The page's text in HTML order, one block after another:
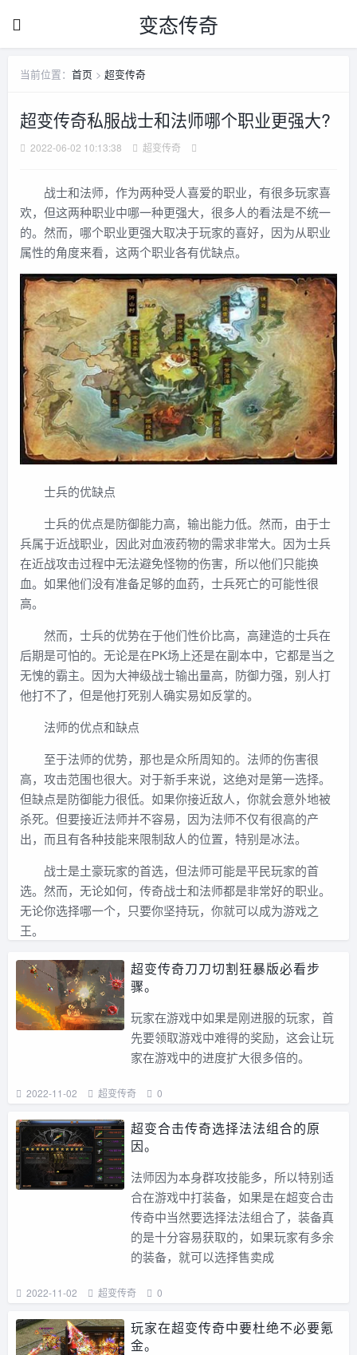
变态传奇
当前位置： 首页 > 超变传奇
超变传奇私服战士和法师哪个职业更强大?
2022-06-02 10:13:38 超变传奇
战士和法师，作为两种受人喜爱的职业，有很多玩家喜
欢，但这两种职业中哪一种更强大，很多人的看法是不统一
的。然而，哪个职业更强大取决于玩家的喜好，因为从职业
属性的角度来看，这两个职业各有优缺点。
士兵的优缺点
士兵的优点是防御能力高，输出能力低。然而，由于士
兵属于近战职业，因此对血液药物的需求非常大。因为士兵
在近战攻击过程中无法避免怪物的伤害，所以他们只能换
血。如果他们没有准备足够的血药，士兵死亡的可能性很
高。
然而，士兵的优势在于他们性价比高，高建造的士兵在
后期是可怕的。无论是在PK场上还是在副本中，它都是当之
无愧的霸主。因为大神级战士输出量高，防御力强，别人打
他打不了，但是他打死别人确实易如反掌的。
法师的优点和缺点
至于法师的优势，那也是众所周知的。法师的伤害很
高，攻击范围也很大。对于新手来说，这绝对是第一选择。
但缺点是防御能力很低。如果你接近敌人，你就会意外地被
杀死。但要接近法师并不容易，因为法师不仅有很高的产
出，而且有各种技能来限制敌人的位置，特别是冰法。
战士是土豪玩家的首选，但法师可能是平民玩家的首
选。然而，无论如何，传奇战士和法师都是非常好的职业。
无论你选择哪一个，只要你坚持玩，你就可以成为游戏之
王。
超变传奇刀刀切割狂暴版必看步
骤。
玩家在游戏中如果是刚进服的玩家，首
先要领取游戏中难得的奖励，这会让玩
家在游戏中的进度扩大很多倍的。
2022-11-02 超变传奇 0
超变合击传奇选择法法组合的原
因。
法师因为本身群攻技能多，所以特别适
合在游戏中打装备，如果是在超变合击
传奇中当然要选择法法组合了，装备真
的是十分容易获取的，如果玩家有多余
的装备，就可以选择售卖成
2022-11-02 超变传奇 0
玩家在超变传奇中要杜绝不必要氪
金。